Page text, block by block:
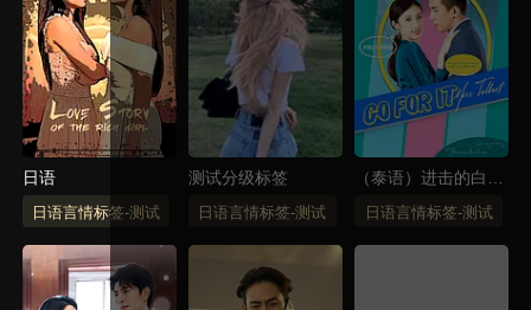
日语
日语言情标签-测试
测试分级标签
日语言情标签-测试
（泰语）进击的白小
姐日语言情标签-测试